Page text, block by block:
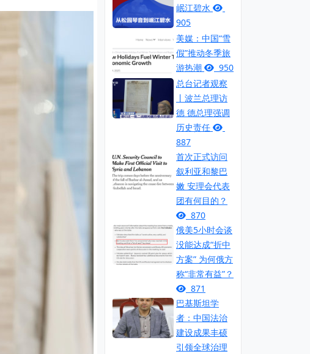
岷江碧水
905
美媒：中国“雪
假”推动冬季旅
游热潮
950
总台记者观察
丨波兰总理访
德 德总理强调
历史责任
887
首次正式访问
叙利亚和黎巴
嫩 安理会代表
团有何目的？
870
俄美5小时会谈
没能达成“折中
方案” 为何俄方
称“非常有益”？
871
巴基斯坦学
者：中国法治
建设成果丰硕
引领全球治理